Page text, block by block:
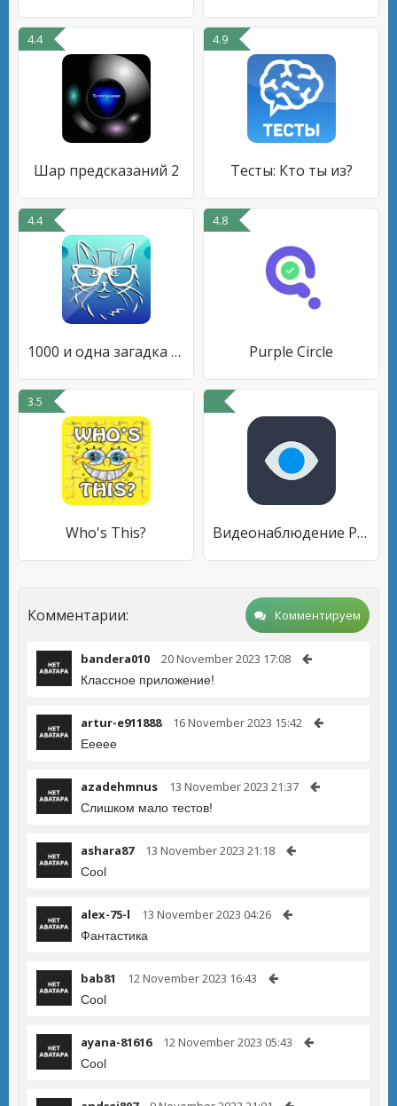
4.4
Шар предсказаний 2
4.9
Тесты: Кто ты из?
4.4
1000 и одна загадка на логику.
4.8
Purple Circle
3.5
Who's This? Видеонаблюдение Ростелеком
Комментарии: Комментируем
bandera010 20 November 2023 17:08
Классное приложение!
artur-e911888 16 November 2023 15:42
Еееее
azadehmnus 13 November 2023 21:37
Слишком мало тестов!
ashara87 13 November 2023 21:18
Cool
alex-75-l 13 November 2023 04:26
Фантастика
bab81 12 November 2023 16:43
Cool
ayana-81616 12 November 2023 05:43
Cool